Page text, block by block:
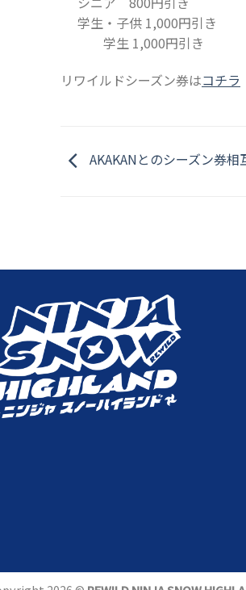
学生・子供 1,000円引き
学生 1,000円引き
リワイルドシーズン券はコチラ
AKAKANとのシーズン券